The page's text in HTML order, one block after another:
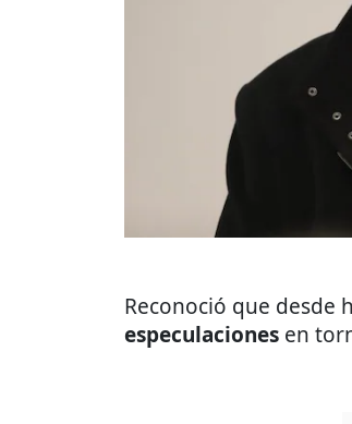
Reconoció que desde
especulaciones en